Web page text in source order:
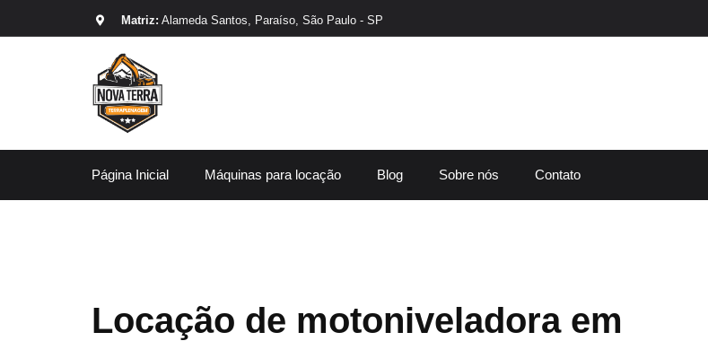
Matriz: Alameda Santos, Paraíso, São Paulo - SP
Página Inicial Máquinas para locação Blog Sobre nós Contato
Locação de motoniveladora em